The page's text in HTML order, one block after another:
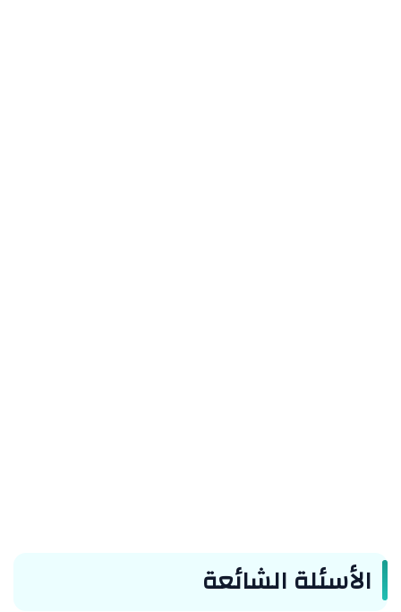
الأسئلة الشائعة